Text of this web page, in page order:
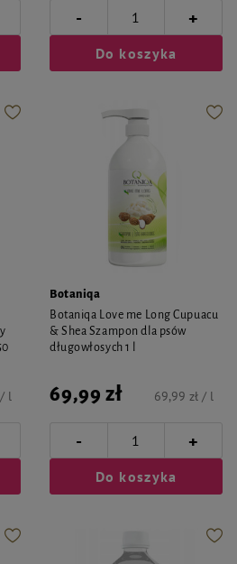
- +
Do koszyka
/ l
Botaniqa
Botaniqa Love me Long Cupuacu
& Shea Szampon dla psów
długowłosych 1 l
69,99 zł 69,99 zł / l
- +
Do koszyka